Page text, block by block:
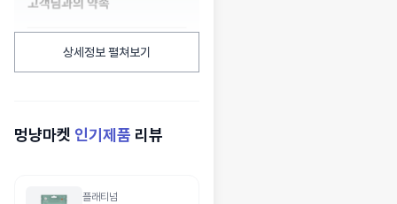
상세정보 펼쳐보기
멍냥마켓 인기제품 리뷰
플래티넘